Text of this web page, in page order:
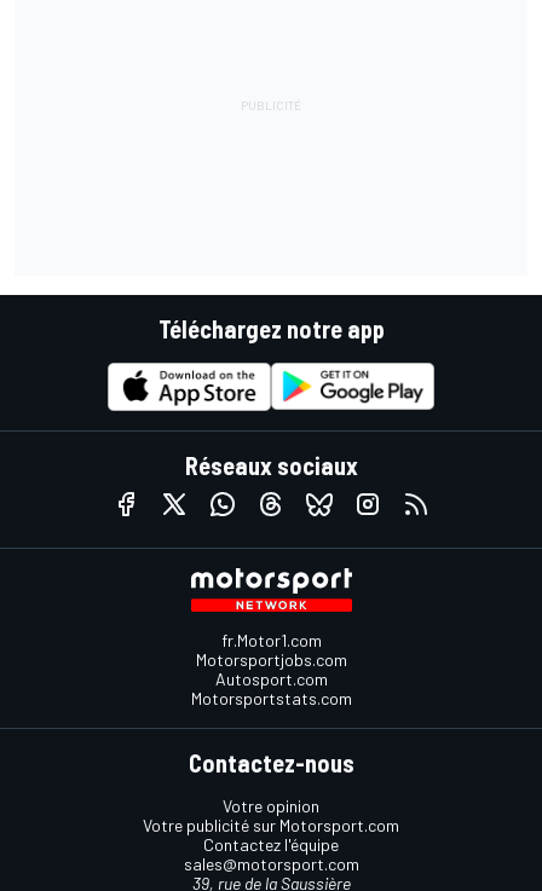
Téléchargez notre app
Réseaux sociaux
fr.Motor1.com
Motorsportjobs.com
Autosport.com
Motorsportstats.com
Contactez-nous
Votre opinion
Votre publicité sur Motorsport.com
Contactez l'équipe
sales@motorsport.com
39, rue de la Saussière